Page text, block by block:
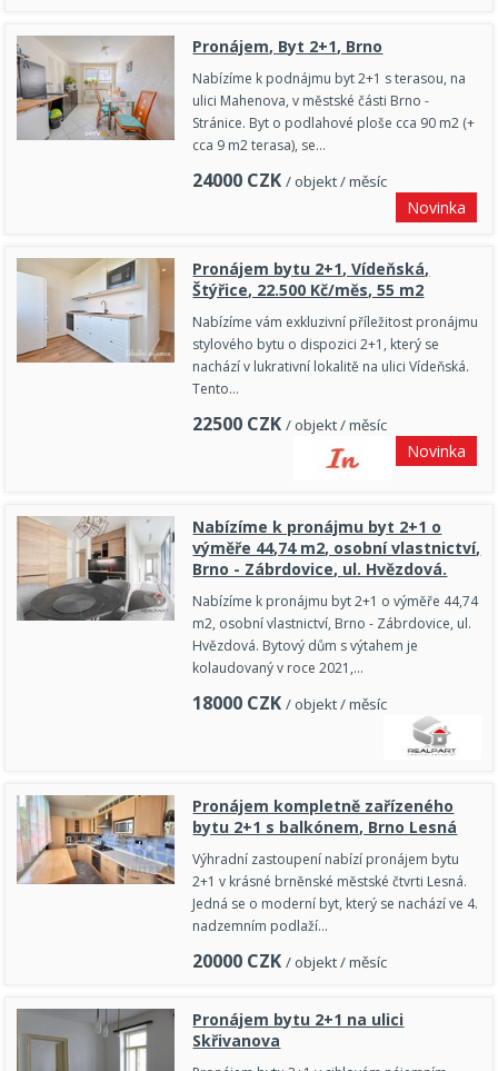
Pronájem, Byt 2+1, Brno
Nabízíme k podnájmu byt 2+1 s terasou, na
ulici Mahenova, v městské části Brno -
Stránice. Byt o podlahové ploše cca 90 m2 (+
cca 9 m2 terasa), se…
24000 CZK / objekt / měsíc
Novinka
Pronájem bytu 2+1, Vídeňská,
Štýřice, 22.500 Kč/měs, 55 m2
Nabízíme vám exkluzivní příležitost pronájmu
stylového bytu o dispozici 2+1, který se
nachází v lukrativní lokalitě na ulici Vídeňská.
Tento…
22500 CZK / objekt / měsíc
Novinka
Nabízíme k pronájmu byt 2+1 o
výměře 44,74 m2, osobní vlastnictví,
Brno - Zábrdovice, ul. Hvězdová.
Nabízíme k pronájmu byt 2+1 o výměře 44,74
m2, osobní vlastnictví, Brno - Zábrdovice, ul.
Hvězdová. Bytový dům s výtahem je
kolaudovaný v roce 2021,…
18000 CZK / objekt / měsíc
Pronájem kompletně zařízeného
bytu 2+1 s balkónem, Brno Lesná
Výhradní zastoupení nabízí pronájem bytu
2+1 v krásné brněnské městské čtvrti Lesná.
Jedná se o moderní byt, který se nachází ve 4.
nadzemním podlaží…
20000 CZK / objekt / měsíc
Pronájem bytu 2+1 na ulici
Skřivanova